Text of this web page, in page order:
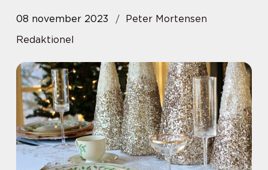
08 november 2023
Peter Mortensen
Redaktionel